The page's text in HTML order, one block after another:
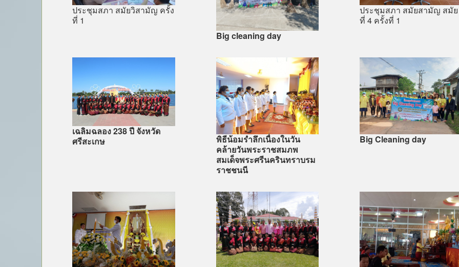
ประชุมสภา สมัยวิสามัญ ครั้ง
ที่ 1
Big cleaning day
ประชุมสภา สมัยสามัญ สมัย
ที่ 4 ครั้งที่ 1
เฉลิมฉลอง 238 ปี จังหวัด
ศรีสะเกษ
พิธีน้อมรำลึกเนื่องในวัน
คล้ายวันพระราชสมภพ
สมเด็จพระศรีนครินทราบรม
ราชชนนี
Big Cleaning day